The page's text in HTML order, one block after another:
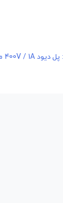
پل دیود 400V / 1A مربعی DB107S/SMD اورجینال SEP